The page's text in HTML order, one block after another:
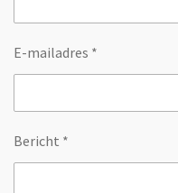
E-mailadres *
Bericht *